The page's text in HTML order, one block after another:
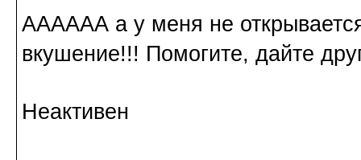
АААААА а у меня не
вкушение!!! Помогите, дайте
Неактивен